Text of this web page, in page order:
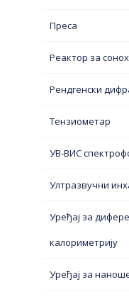
Преса
Реактор за
Рендгенски
Тензиометар
УВ-ВИС
Ултразвучни
Уређај за
калориметрију
Уређај за